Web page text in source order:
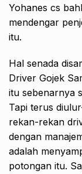
Yohanes cs
mendengar
itu.
Hal senada
Driver Gojek
itu sebenarnya
Tapi terus
rekan-rekan
dengan
adalah
potongan itu.